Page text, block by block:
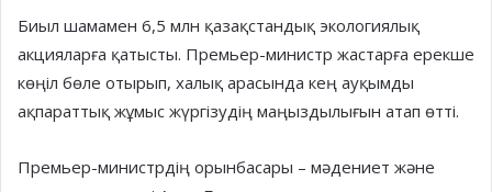
Биыл шамамен 6,5 млн қазақстандық экологиялық
акцияларға қатысты. Премьер-министр жастарға ерекше
көңіл бөле отырып, халық арасында кең ауқымды
ақпараттық жұмыс жүргізудің маңыздылығын атап өтті.
Премьер-министрдің орынбасары – мәдениет және